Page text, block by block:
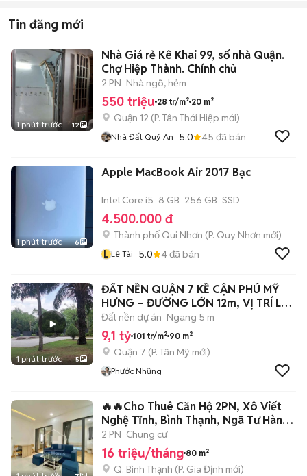
Tin đăng mới
1 phút trước 12
Nhà Giá rẻ Kê Khai 99, số nhà Quận.
Chợ Hiệp Thành. Chính chủ
2 PN Nhà ngõ, hẻm
550 triệu 28 tr/m² 20 m²
Quận 12 (P. Tân Thới Hiệp mới)
Nhà Đất Quý An 5.0 45 đã bán
1 phút trước 6
Apple MacBook Air 2017 Bạc
Intel Core i5 8 GB 256 GB SSD
4.500.000 đ
Thành phố Qui Nhơn (P. Quy Nhơn mới)
L Lê Tài 5.0 4đã bán
1 phút trước 5
ĐẤT NỀN QUẬN 7 KỀ CẬN PHÚ MỸ
HƯNG – ĐƯỜNG LỚN 12m, VỊ TRÍ LÝ
TƯỞNG
Đất nền dự án Ngang 5 m
9,1 tỷ 101 tr/m² 90 m²
Quận 7 (P. Tân Mỹ mới)
Phước Nhũng
🔥🔥Cho Thuê Căn Hộ 2PN, Xô Viết
Nghệ Tĩnh, Bình Thạnh, Ngã Tư Hàng
Xanh
2 PN Chung cư
16 triệu/tháng 80 m²
Q. Bình Thạnh (P. Gia Định mới)